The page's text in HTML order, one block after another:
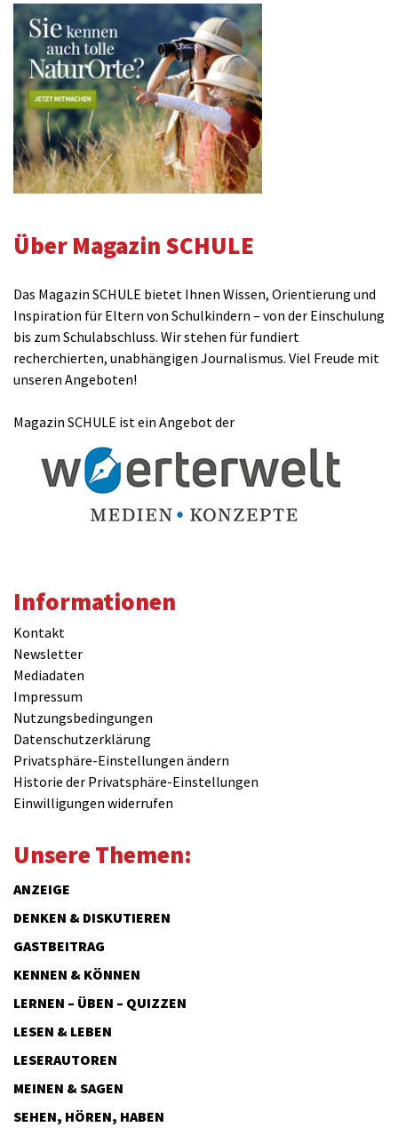
Über Magazin SCHULE
Das Magazin SCHULE bietet Ihnen Wissen, Orientierung und
Inspiration für Eltern von Schulkindern – von der Einschulung
bis zum Schulabschluss. Wir stehen für fundiert
recherchierten, unabhängigen Journalismus. Viel Freude mit
unseren Angeboten!
Magazin SCHULE ist ein Angebot der
Informationen
Kontakt
Newsletter
Mediadaten
Impressum
Nutzungsbedingungen
Datenschutzerklärung
Privatsphäre-Einstellungen ändern
Historie der Privatsphäre-Einstellungen
Einwilligungen widerrufen
Unsere Themen:
ANZEIGE
DENKEN & DISKUTIEREN
GASTBEITRAG
KENNEN & KÖNNEN
LERNEN – ÜBEN – QUIZZEN
LESEN & LEBEN
LESERAUTOREN
MEINEN & SAGEN
SEHEN, HÖREN, HABEN